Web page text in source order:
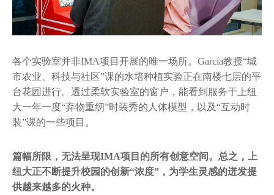
各个实验室并非IMA项目开展的唯一场所。Garcia教授“城
市农业、科技与社区”课的水培种植实验正在南楼七层的平
台花园进行。透过柔软实验室的窗户，能看到服务于上纽
大一年一度“弃物重纫”时装秀的人体模型，以及“互动时
装”课的一些项目。
篇幅所限，无法呈现IMA项目的所有创意空间。总之，上
纽大正不断提升校园的创新“浓度”，为学生灵感的迸发提
供越来越多的火种。